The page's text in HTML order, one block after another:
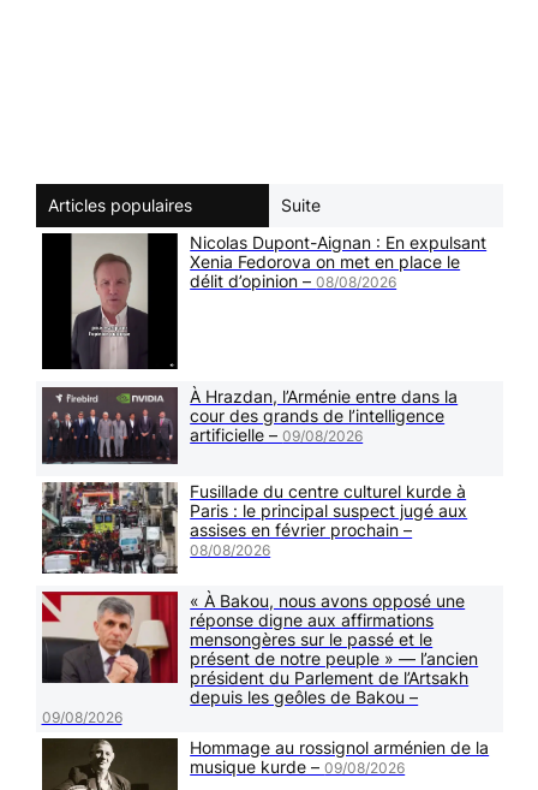
Articles populaires
Suite
Nicolas Dupont-Aignan : En expulsant
Xenia Fedorova on met en place le
délit d’opinion –08/08/2026
À Hrazdan, l’Arménie entre dans la
cour des grands de l’intelligence
artificielle –09/08/2026
Fusillade du centre culturel kurde à
Paris : le principal suspect jugé aux
assises en février prochain –
08/08/2026
« À Bakou, nous avons opposé une
réponse digne aux affirmations
mensongères sur le passé et le
présent de notre peuple » — l’ancien
président du Parlement de l’Artsakh
depuis les geôles de Bakou –
09/08/2026
Hommage au rossignol arménien de la
musique kurde –09/08/2026